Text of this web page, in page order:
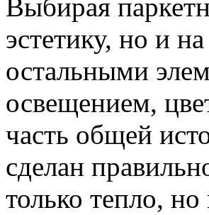
Выбирая
эстетику, но и
остальными
освещением,
часть общей
сделан
только тепло,